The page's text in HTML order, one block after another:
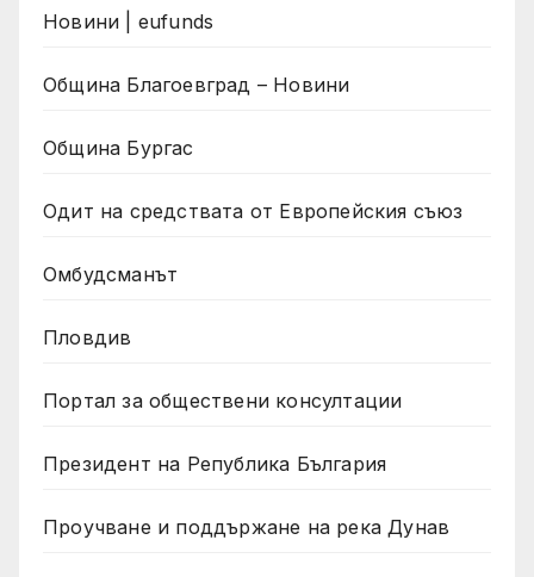
Новини | eufunds
Община Благоевград – Новини
Община Бургас
Одит на средствата от Европейския съюз
Омбудсманът
Пловдив
Портал за обществени консултации
Президент на Република България
Проучване и поддържане на река Дунав